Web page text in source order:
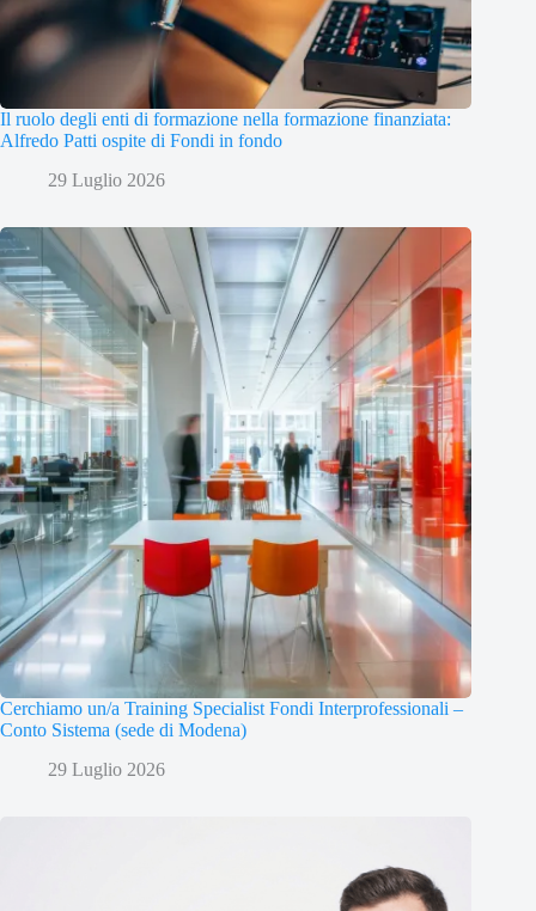
Il ruolo degli enti di formazione nella formazione finanziata:
Alfredo Patti ospite di Fondi in fondo
29 Luglio 2026
Cerchiamo un/a Training Specialist Fondi Interprofessionali –
Conto Sistema (sede di Modena)
29 Luglio 2026